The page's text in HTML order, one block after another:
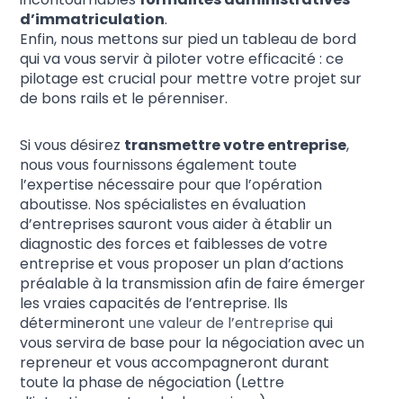
d’immatriculation.
Enfin, nous mettons sur pied un tableau de bord
qui va vous servir à piloter votre efficacité : ce
pilotage est crucial pour mettre votre projet sur
de bons rails et le pérenniser.
Si vous désirez transmettre votre entreprise,
nous vous fournissons également toute
l’expertise nécessaire pour que l’opération
aboutisse. Nos spécialistes en évaluation
d’entreprises sauront vous aider à établir un
diagnostic des forces et faiblesses de votre
entreprise et vous proposer un plan d’actions
préalable à la transmission afin de faire émerger
les vraies capacités de l’entreprise. Ils
détermineront une valeur de l’entreprise qui
vous servira de base pour la négociation avec un
repreneur et vous accompagneront durant
toute la phase de négociation (Lettre